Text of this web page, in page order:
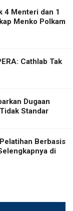
4 Menteri dan 1
Menko Polkam
Cathlab Tak
Dugaan
Standar
Berbasis
di